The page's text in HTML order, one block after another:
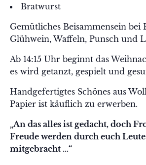
Bratwurst
Gemütliches Beisammensein bei
Glühwein, Waffeln, Punsch und
Ab 14:15 Uhr beginnt das
es wird getanzt, gespielt und
Handgefertigtes Schönes aus
Papier ist käuflich zu erwerben.
„An das alles ist gedacht, doch
Freude werden durch euch
mitgebracht …“